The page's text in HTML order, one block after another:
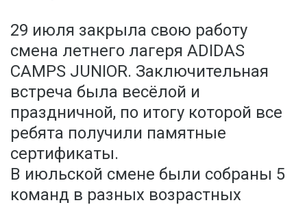
29 июля закрыла свою работу
смена летнего лагеря ADIDAS
CAMPS JUNIOR. Заключительная
встреча была весёлой и
праздничной, по итогу которой все
ребята получили памятные
сертификаты.
В июльской смене были собраны 5
команд в разных возрастных